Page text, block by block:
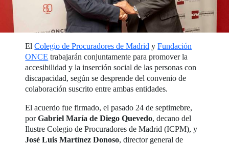
ElColegio de Procuradores de Madrid yFundación
ONCE trabajarán conjuntamente para promover la
accesibilidad y la inserción social de las personas con
discapacidad, según se desprende del convenio de
colaboración suscrito entre ambas entidades.
El acuerdo fue firmado, el pasado 24 de septimebre,
porGabriel María de Diego Quevedo, decano del
Ilustre Colegio de Procuradores de Madrid (ICPM), y
José Luis Martínez Donoso, director general de